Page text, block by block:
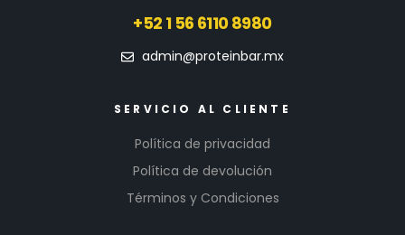
+52 1 56 6110 8980
admin@proteinbar.mx
SERVICIO AL CLIENTE
Política de privacidad
Política de devolución
Términos y Condiciones